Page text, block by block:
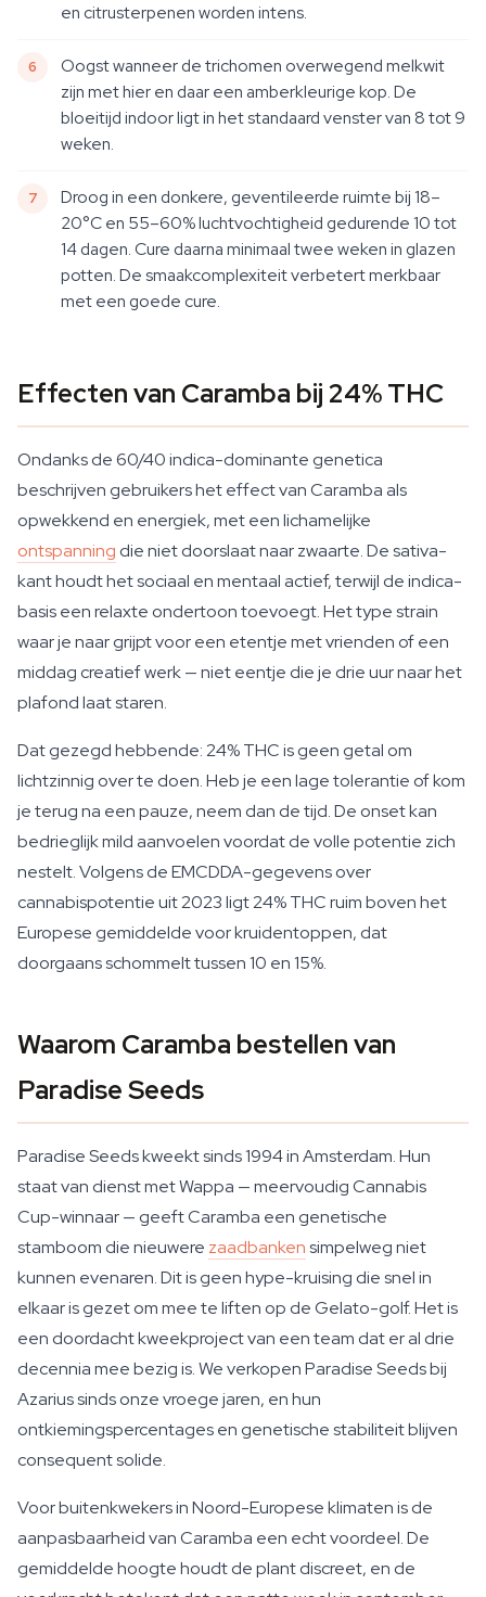
en citrusterpenen worden intens.
Oogst wanneer de trichomen overwegend melkwit
zijn met hier en daar een amberkleurige kop. De
bloeitijd indoor ligt in het standaard venster van 8 tot 9
weken.
Droog in een donkere, geventileerde ruimte bij 18–
20°C en 55–60% luchtvochtigheid gedurende 10 tot
14 dagen. Cure daarna minimaal twee weken in glazen
potten. De smaakcomplexiteit verbetert merkbaar
met een goede cure.
Effecten van Caramba bij 24% THC
Ondanks de 60/40 indica-dominante genetica
beschrijven gebruikers het effect van Caramba als
opwekkend en energiek, met een lichamelijke
ontspanning die niet doorslaat naar zwaarte. De sativa-
kant houdt het sociaal en mentaal actief, terwijl de indica-
basis een relaxte ondertoon toevoegt. Het type strain
waar je naar grijpt voor een etentje met vrienden of een
middag creatief werk — niet eentje die je drie uur naar het
plafond laat staren.
Dat gezegd hebbende: 24% THC is geen getal om
lichtzinnig over te doen. Heb je een lage tolerantie of kom
je terug na een pauze, neem dan de tijd. De onset kan
bedrieglijk mild aanvoelen voordat de volle potentie zich
nestelt. Volgens de EMCDDA-gegevens over
cannabispotentie uit 2023 ligt 24% THC ruim boven het
Europese gemiddelde voor kruidentoppen, dat
doorgaans schommelt tussen 10 en 15%.
Waarom Caramba bestellen van
Paradise Seeds
Paradise Seeds kweekt sinds 1994 in Amsterdam. Hun
staat van dienst met Wappa — meervoudig Cannabis
Cup-winnaar — geeft Caramba een genetische
stamboom die nieuwere zaadbankensimpelweg niet
kunnen evenaren. Dit is geen hype-kruising die snel in
elkaar is gezet om mee te liften op de Gelato-golf. Het is
een doordacht kweekproject van een team dat er al drie
decennia mee bezig is. We verkopen Paradise Seeds bij
Azarius sinds onze vroege jaren, en hun
ontkiemingspercentages en genetische stabiliteit blijven
consequent solide.
Voor buitenkwekers in Noord-Europese klimaten is de
aanpasbaarheid van Caramba een echt voordeel. De
gemiddelde hoogte houdt de plant discreet, en de